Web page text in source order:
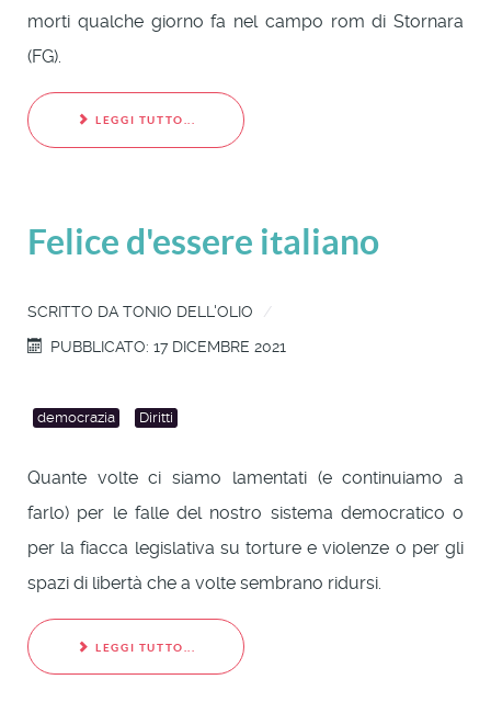
morti qualche giorno fa nel campo rom di Stornara
(FG).
LEGGI TUTTO...
Felice d'essere italiano
SCRITTO DA TONIO DELL'OLIO
PUBBLICATO: 17 DICEMBRE 2021
democrazia Diritti
Quante volte ci siamo lamentati (e continuiamo a
farlo) per le falle del nostro sistema democratico o
per la fiacca legislativa su torture e violenze o per gli
spazi di libertà che a volte sembrano ridursi.
LEGGI TUTTO...